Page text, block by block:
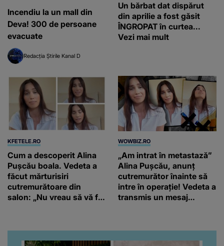
Incendiu la un mall din
Deva! 300 de persoane
evacuate
Redacția Știrile Kanal D
Un bărbat dat dispărut
din aprilie a fost găsit
ÎNGROPAT în curtea...
Vezi mai mult
KFETELE.RO
Cum a descoperit Alina
Pușcău boala. Vedeta a
făcut mărturisiri
cutremurătoare din
salon: „Nu vreau să vă fie
WOWBIZ.RO
„Am intrat în metastază”
Alina Pușcău, anunț
cutremurător înainte să
intre în operație! Vedeta a
transmis un mesaj